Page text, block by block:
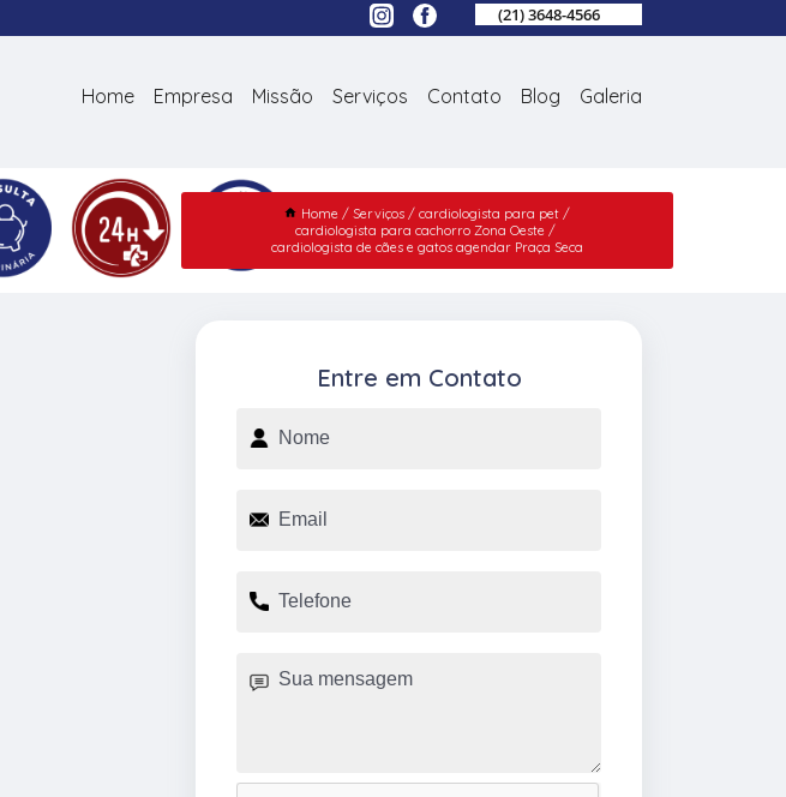
(21) 3648-4566
Home Empresa Missão Serviços Contato Blog Galeria
Home Serviços
cardiologista para pet
cardiologista para cachorro Zona Oeste
cardiologista de cães e gatos agendar Praça Seca
Entre em Contato